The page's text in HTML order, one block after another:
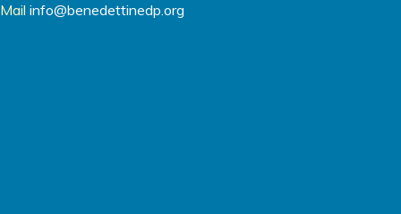
Mail info@benedettinedp.org